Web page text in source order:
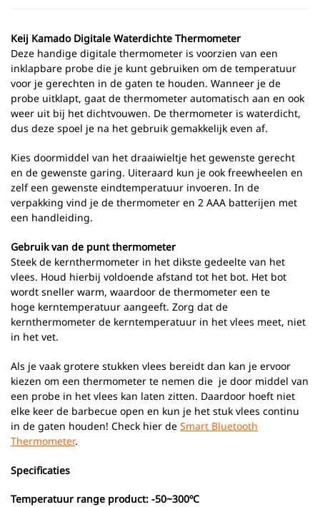
Keij Kamado Digitale Waterdichte Thermometer
Deze handige digitale thermometer is voorzien van een
inklapbare probe die je kunt gebruiken om de temperatuur
voor je gerechten in de gaten te houden. Wanneer je de
probe uitklapt, gaat de thermometer automatisch aan en ook
weer uit bij het dichtvouwen. De thermometer is waterdicht,
dus deze spoel je na het gebruik gemakkelijk even af.
Kies doormiddel van het draaiwieltje het gewenste gerecht
en de gewenste garing. Uiteraard kun je ook freewheelen en
zelf een gewenste eindtemperatuur invoeren. In de
verpakking vind je de thermometer en 2 AAA batterijen met
een handleiding.
Gebruik van de punt thermometer
Steek de kernthermometer in het dikste gedeelte van het
vlees. Houd hierbij voldoende afstand tot het bot. Het bot
wordt sneller warm, waardoor de thermometer een te
hoge kerntemperatuur aangeeft. Zorg dat de
kernthermometer de kerntemperatuur in het vlees meet, niet
in het vet.
Als je vaak grotere stukken vlees bereidt dan kan je ervoor
kiezen om een thermometer te nemen die je door middel van
een probe in het vlees kan laten zitten. Daardoor hoeft niet
elke keer de barbecue open en kun je het stuk vlees continu
in de gaten houden! Check hier de Smart Bluetooth
Thermometer.
Specificaties
Temperatuur range product: -50~300ºC